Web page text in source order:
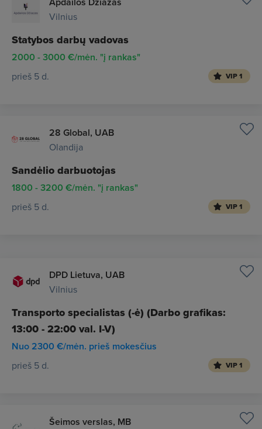
Vilnius
Statybos darbų vadovas
2000 - 3000 €/mėn. "į rankas"
prieš 5 d. VIP 1
28 Global, UAB
Olandija
Sandėlio darbuotojas
1800 - 3200 €/mėn. "į rankas"
prieš 5 d. VIP 1
DPD Lietuva, UAB
Vilnius
Transporto specialistas (-ė) (Darbo grafikas:
13:00 - 22:00 val. I-V)
Nuo 2300 €/mėn. prieš mokesčius
prieš 5 d. VIP 1
Šeimos verslas, MB